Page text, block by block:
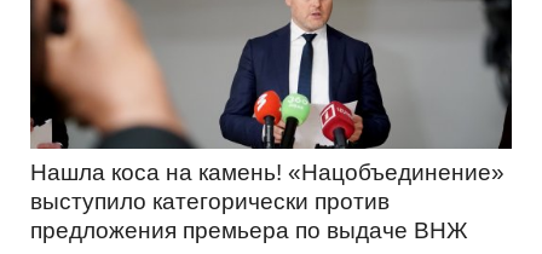
Нашла коса на камень! «Нацобъединение»
выступило категорически против
предложения премьера по выдаче ВНЖ